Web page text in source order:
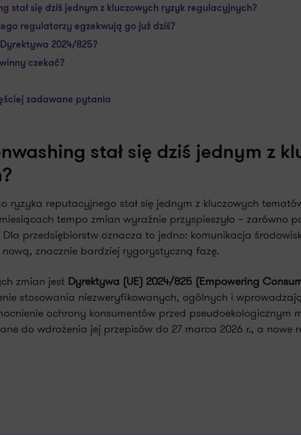
stał się dziś jednym z kluczowych ryzyk regulacyjnych?
regulatorzy egzekwują go już dziś?
2024/825?
czekać?
zadawane pytania
stał się dziś jednym z
ryzyka reputacyjnego stał się jednym z kluczowych
tempo zmian wyraźnie przyspieszyło – zarówno
przedsiębiorstw oznacza to jedno: komunikacja
znacznie bardziej rygorystyczną fazę.
zmian jest Dyrektywa (UE) 2024/825 (Empowering
stosowania niezweryfikowanych, ogólnych i
ochrony konsumentów przed pseudoekologicznym
do wdrożenia jej przepisów do 27 marca 2026 r., a